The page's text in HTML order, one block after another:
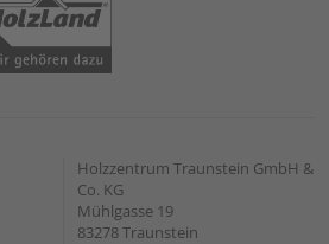
Holzzentrum Traunstein GmbH &
Co. KG
Mühlgasse 19
83278 Traunstein